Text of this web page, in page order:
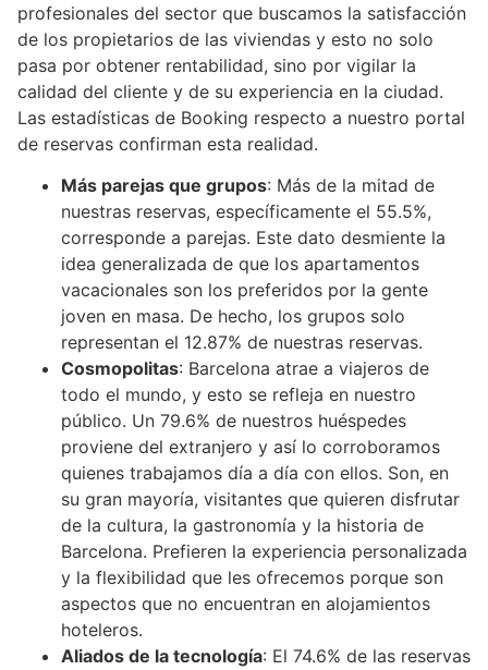
profesionales del sector que buscamos la satisfacción
de los propietarios de las viviendas y esto no solo
pasa por obtener rentabilidad, sino por vigilar la
calidad del cliente y de su experiencia en la ciudad.
Las estadísticas de Booking respecto a nuestro portal
de reservas confirman esta realidad.
Más parejas que grupos: Más de la mitad de
nuestras reservas, específicamente el 55.5%,
corresponde a parejas. Este dato desmiente la
idea generalizada de que los apartamentos
vacacionales son los preferidos por la gente
joven en masa. De hecho, los grupos solo
representan el 12.87% de nuestras reservas.
Cosmopolitas: Barcelona atrae a viajeros de
todo el mundo, y esto se refleja en nuestro
público. Un 79.6% de nuestros huéspedes
proviene del extranjero y así lo corroboramos
quienes trabajamos día a día con ellos. Son, en
su gran mayoría, visitantes que quieren disfrutar
de la cultura, la gastronomía y la historia de
Barcelona. Prefieren la experiencia personalizada
y la flexibilidad que les ofrecemos porque son
aspectos que no encuentran en alojamientos
hoteleros.
Aliados de la tecnología: El 74.6% de las reservas